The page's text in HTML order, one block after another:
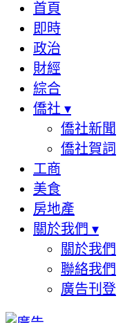
首頁
即時
政治
財經
綜合
僑社 ▾
僑社新聞
僑社賀詞
工商
美食
房地產
關於我們 ▾
關於我們
聯絡我們
廣告刊登